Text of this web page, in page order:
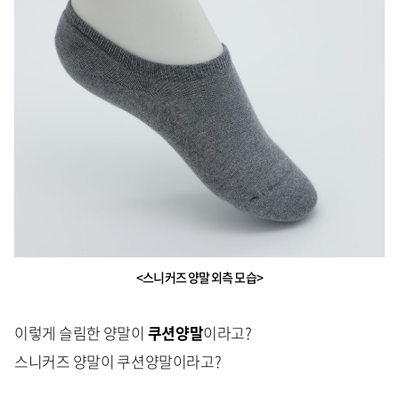
<스니커즈 양말 외측 모습>
이렇게 슬림한 양말이 쿠션양말이라고?
스니커즈 양말이 쿠션양말이라고?